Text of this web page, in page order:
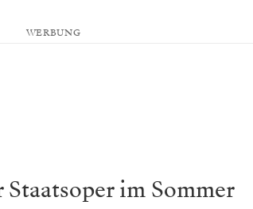
WERBUNG
im Sommer